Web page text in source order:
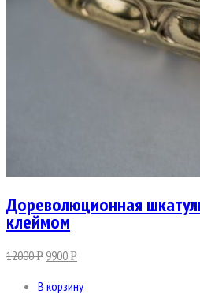
Дореволюционная
клеймом
12000Р 9900Р
В корзину